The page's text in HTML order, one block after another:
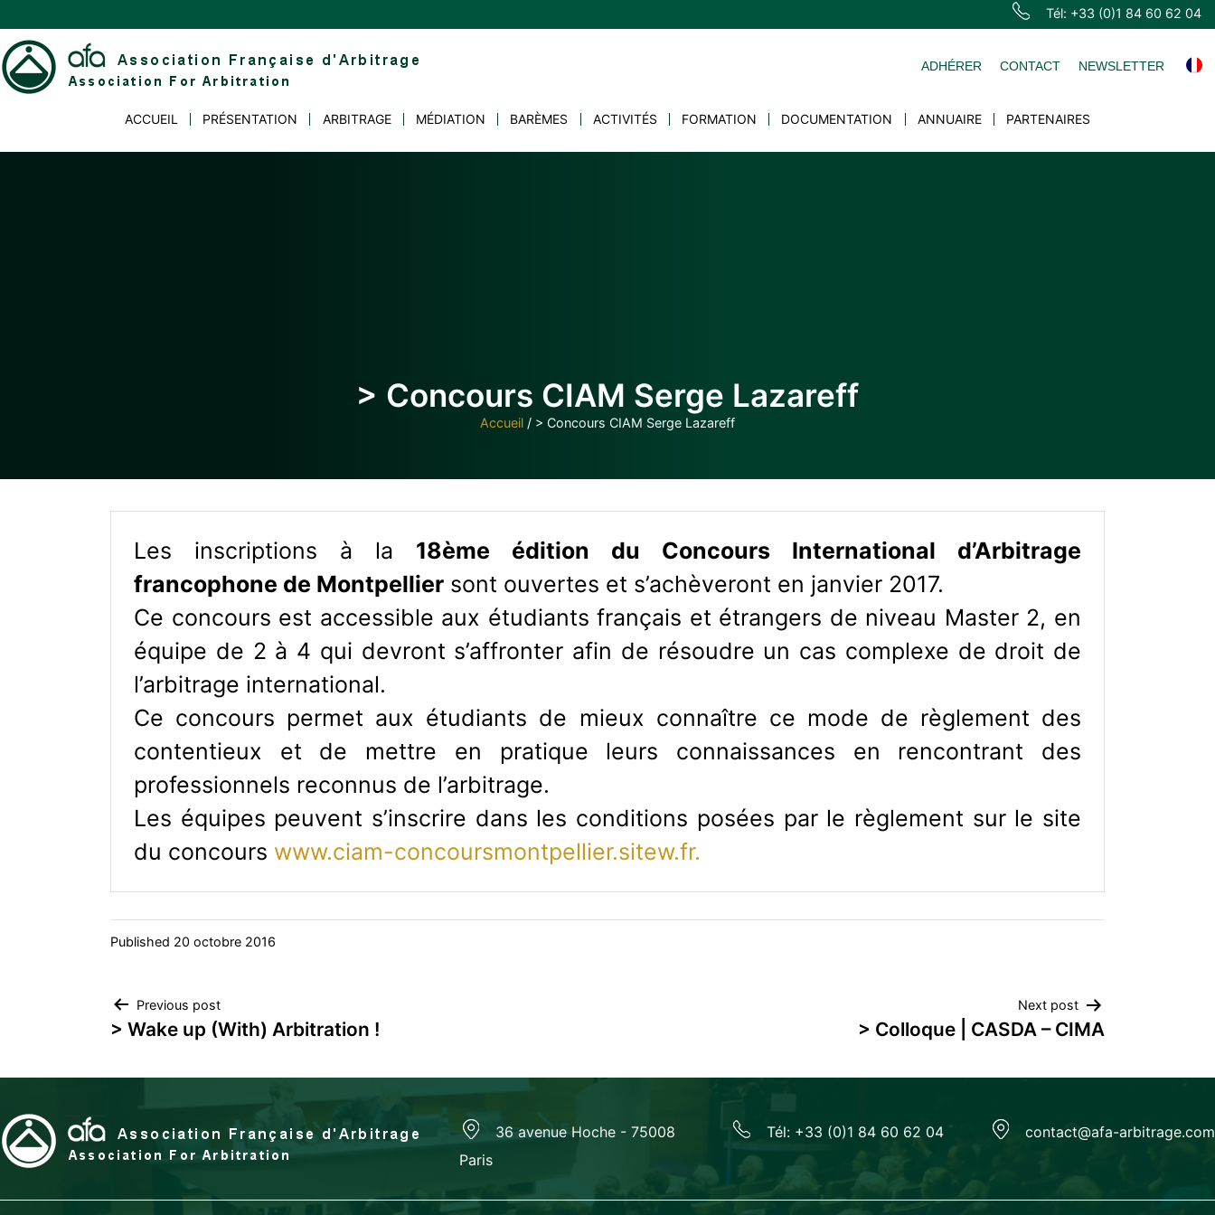
to
content
Tél: +33 (0)1 84 60 62 04
d'Arbitrage
ADHÉRER CONTACT NEWSLETTER
ACCUEIL PRÉSENTATION ARBITRAGE MÉDIATION BARÈMES ACTIVITÉS FORMATION DOCUMENTATION ANNUAIRE PARTENAIRES
> Concours CIAM Serge Lazareff
Accueil / > Concours CIAM Serge Lazareff
Les inscriptions à la 18ème édition du Concours International d’Arbitrage
francophone de Montpellier sont ouvertes et s’achèveront en janvier 2017.
Ce concours est accessible aux étudiants français et étrangers de niveau Master 2, en
équipe de 2 à 4 qui devront s’affronter afin de résoudre un cas complexe de droit de
l’arbitrage international.
Ce concours permet aux étudiants de mieux connaître ce mode de règlement des
contentieux et de mettre en pratique leurs connaissances en rencontrant des
professionnels reconnus de l’arbitrage.
Les équipes peuvent s’inscrire dans les conditions posées par le règlement sur le site
du concours www.ciam-concoursmontpellier.sitew.fr.
Published 20 octobre 2016
Navigation
de
l’article
Previous post
> Wake up (With) Arbitration !
Next post
> Colloque | CASDA – CIMA
36 avenue Hoche - 75008
Paris
Tél: +33 (0)1 84 60 62 04 contact@afa-arbitrage.com